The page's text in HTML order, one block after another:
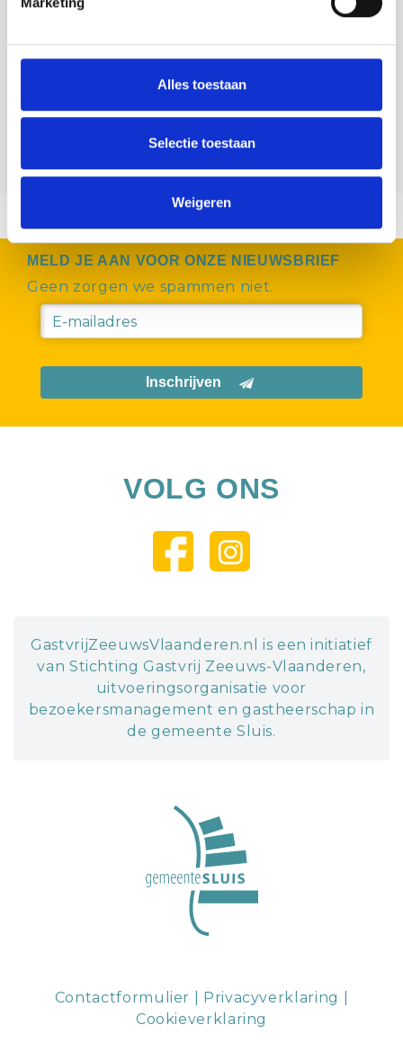
Alles toestaan
Selectie toestaan
Weigeren
MELD JE AAN VOOR ONZE NIEUWSBRIEF
Geen zorgen we spammen niet.
Inschrijven
VOLG ONS
GastvrijZeeuwsVlaanderen.nl is een initiatief
van Stichting Gastvrij Zeeuws-Vlaanderen,
uitvoeringsorganisatie voor
bezoekersmanagement en gastheerschap in
de gemeente Sluis.
Contactformulier Privacyverklaring
Cookieverklaring